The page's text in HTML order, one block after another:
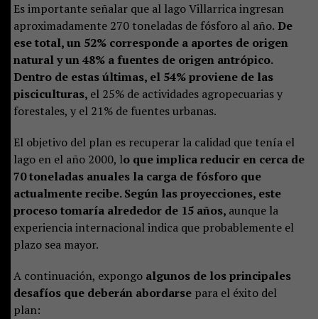
Es importante señalar que al lago Villarrica ingresan
aproximadamente 270 toneladas de fósforo al año. De
ese total, un 52% corresponde a aportes de origen
natural y un 48% a fuentes de origen antrópico.
Dentro de estas últimas, el 54% proviene de las
pisciculturas, el 25% de actividades agropecuarias y
forestales, y el 21% de fuentes urbanas.
El objetivo del plan es recuperar la calidad que tenía el
lago en el año 2000, lo que implica reducir en cerca de
70 toneladas anuales la carga de fósforo que
actualmente recibe. Según las proyecciones, este
proceso tomaría alrededor de 15 años, aunque la
experiencia internacional indica que probablemente el
plazo sea mayor.
A continuación, expongo algunos de los principales
desafíos que deberán abordarsepara el éxito del
plan: